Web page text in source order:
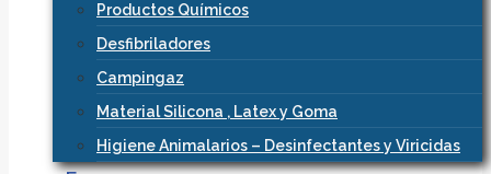
Productos Químicos
Desfibriladores
Campingaz
Material Silicona , Latex y Goma
Higiene Animalarios – Desinfectantes y Viricidas